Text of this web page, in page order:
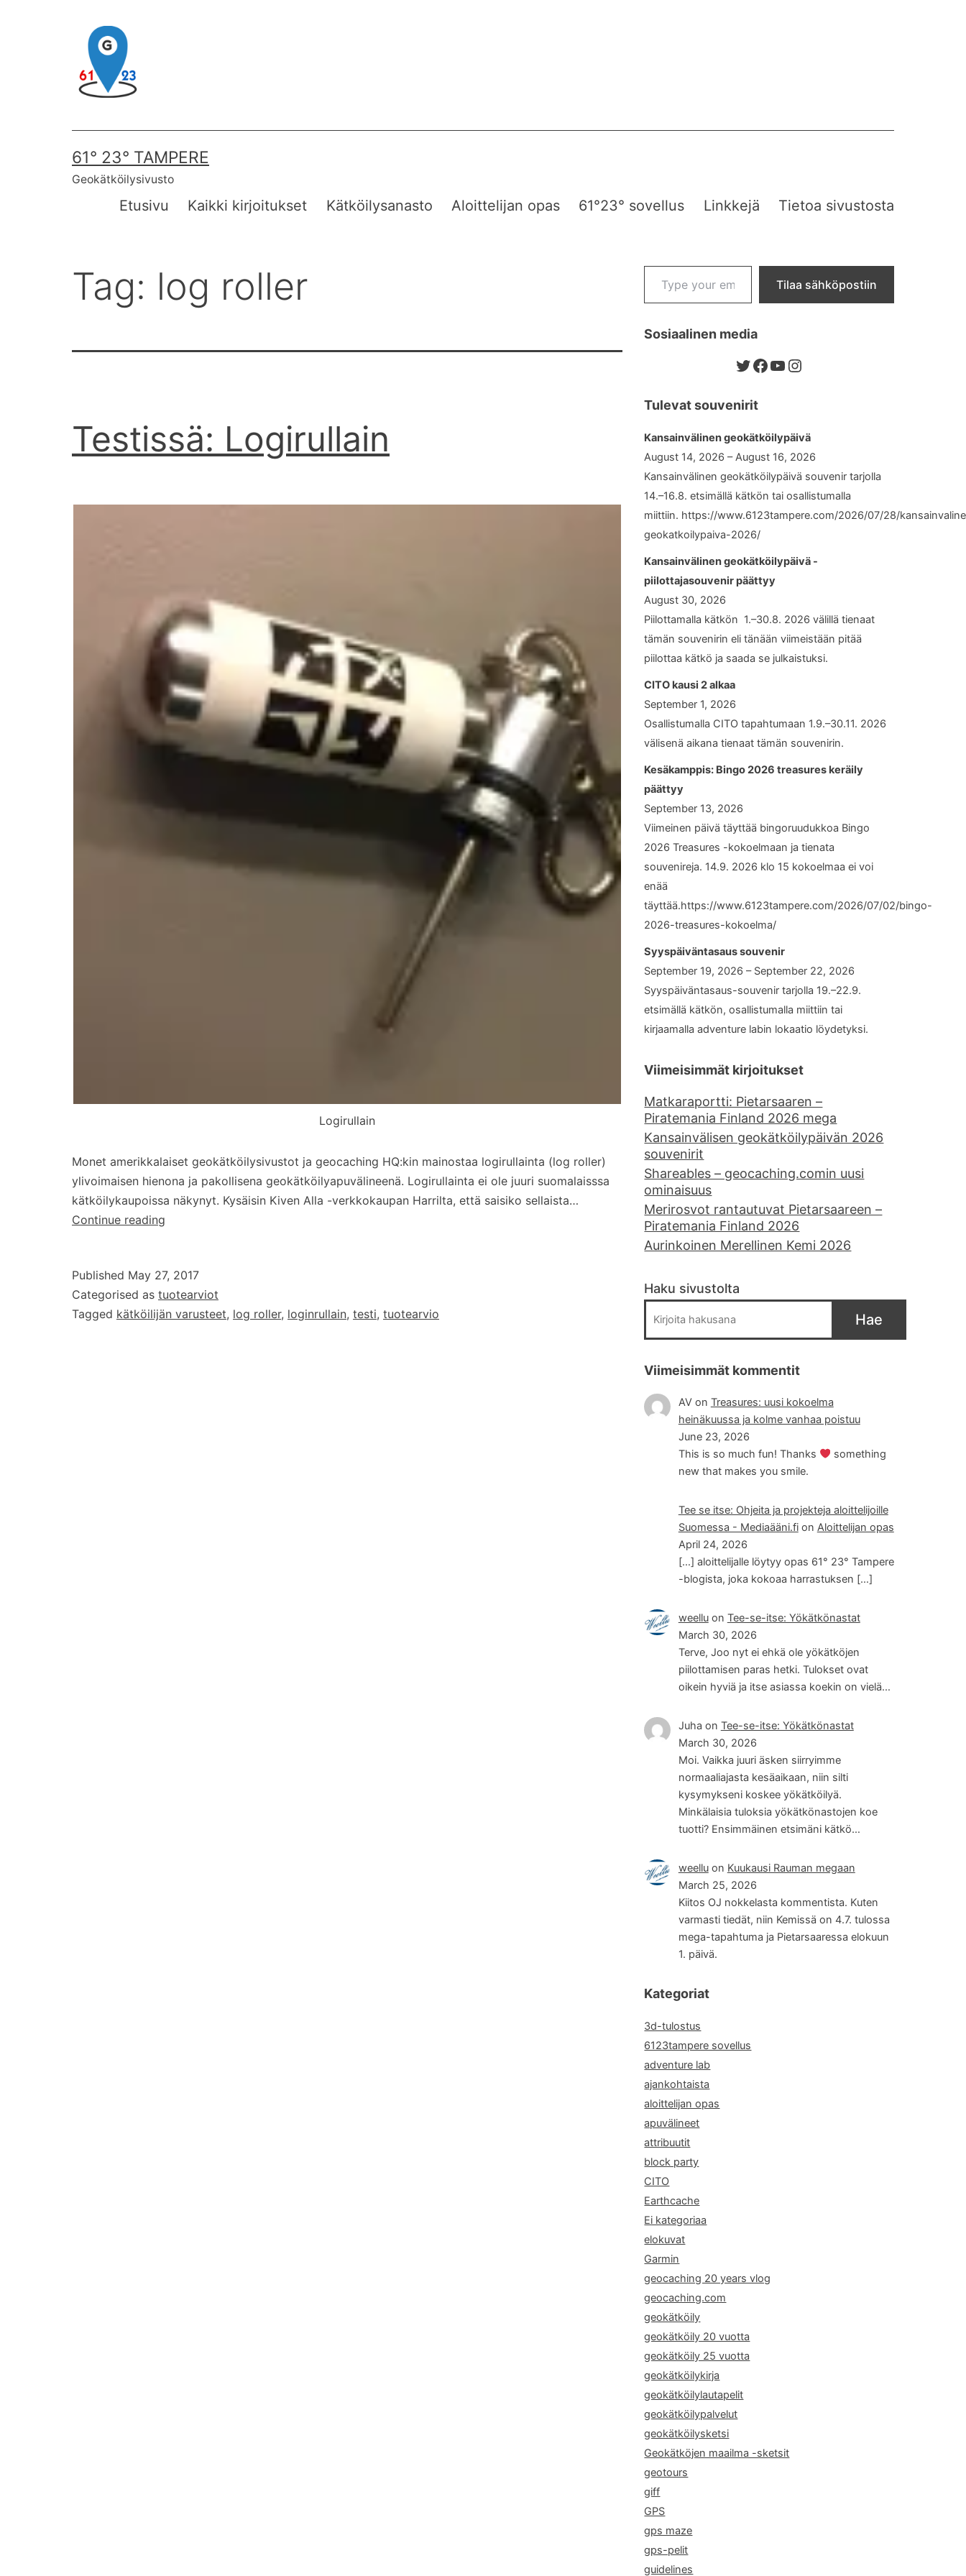
61° 23° TAMPERE
Geokätköilysivusto
Etusivu Kaikki kirjoitukset Kätköilysanasto Aloittelijan opas 61°23° sovellus Linkkejä Tietoa sivustosta
Tag: log roller
Testissä: Logirullain
Logirullain
Monet amerikkalaiset geokätköilysivustot ja geocaching HQ:kin mainostaa logirullainta (log roller)
ylivoimaisen hienona ja pakollisena geokätköilyapuvälineenä. Logirullainta ei ole juuri suomalaisssa
kätköilykaupoissa näkynyt. Kysäisin Kiven Alla -verkkokaupan Harrilta, että saisiko sellaista…
Continue reading
Published May 27, 2017
Categorised as tuotearviot
Tagged kätköilijän varusteet, log roller, loginrullain, testi, tuotearvio
Type your email…
Tilaa sähköpostiin
Sosiaalinen media
Twitter
Facebook
YouTube
Instagram
Tulevat souvenirit
Kansainvälinen geokätköilypäivä
August 14, 2026 – August 16, 2026
Kansainvälinen geokätköilypäivä souvenir tarjolla
14.–16.8. etsimällä kätkön tai osallistumalla
miittiin. https://www.6123tampere.com/2026/07/28/
geokatkoilypaiva-2026/
Kansainvälinen geokätköilypäivä -
piilottajasouvenir päättyy
August 30, 2026
Piilottamalla kätkön 1.–30.8. 2026 välillä tienaat
tämän souvenirin eli tänään viimeistään pitää
piilottaa kätkö ja saada se julkaistuksi.
CITO kausi 2 alkaa
September 1, 2026
Osallistumalla CITO tapahtumaan 1.9.–30.11. 2026
välisenä aikana tienaat tämän souvenirin.
Kesäkamppis: Bingo 2026 treasures keräily
päättyy
September 13, 2026
Viimeinen päivä täyttää bingoruudukkoa Bingo
2026 Treasures -kokoelmaan ja tienata
souvenireja. 14.9. 2026 klo 15 kokoelmaa ei voi
enää
täyttää.https://www.6123tampere.com/2026/07/02/bingo-
2026-treasures-kokoelma/
Syyspäiväntasaus souvenir
September 19, 2026 – September 22, 2026
Syyspäiväntasaus-souvenir tarjolla 19.–22.9.
etsimällä kätkön, osallistumalla miittiin tai
kirjaamalla adventure labin lokaatio löydetyksi.
Viimeisimmät kirjoitukset
Matkaraportti: Pietarsaaren –
Piratemania Finland 2026 mega
Kansainvälisen geokätköilypäivän 2026
souvenirit
Shareables – geocaching.comin uusi
ominaisuus
Merirosvot rantautuvat Pietarsaareen –
Piratemania Finland 2026
Aurinkoinen Merellinen Kemi 2026
Haku sivustolta
Hae
Viimeisimmät kommentit
AVon Treasures: uusi kokoelma
heinäkuussa ja kolme vanhaa poistuu
June 23, 2026
This is so much fun! Thanks
something
new that makes you smile.
Tee se itse: Ohjeita ja projekteja aloittelijoille
Suomessa - Mediaääni.fion Aloittelijan opas
April 24, 2026
[…] aloittelijalle löytyy opas 61° 23° Tampere
-blogista, joka kokoaa harrastuksen […]
weelluon Tee-se-itse: Yökätkönastat
March 30, 2026
Terve, Joo nyt ei ehkä ole yökätköjen
piilottamisen paras hetki. Tulokset ovat
oikein hyviä ja itse asiassa koekin on vielä…
Juha on Tee-se-itse: Yökätkönastat
March 30, 2026
Moi. Vaikka juuri äsken siirryimme
normaaliajasta kesäaikaan, niin silti
kysymykseni koskee yökätköilyä.
Minkälaisia tuloksia yökätkönastojen koe
tuotti? Ensimmäinen etsimäni kätkö…
weelluon Kuukausi Rauman megaan
March 25, 2026
Kiitos OJ nokkelasta kommentista. Kuten
varmasti tiedät, niin Kemissä on 4.7. tulossa
mega-tapahtuma ja Pietarsaaressa elokuun
1. päivä.
Kategoriat
3d-tulostus
6123tampere sovellus
adventure lab
ajankohtaista
aloittelijan opas
apuvälineet
attribuutit
block party
CITO
Earthcache
Ei kategoriaa
elokuvat
Garmin
geocaching 20 years vlog
geocaching.com
geokätköily
geokätköily 20 vuotta
geokätköily 25 vuotta
geokätköilykirja
geokätköilylautapelit
geokätköilypalvelut
geokätköilysketsi
Geokätköjen maailma -sketsit
geotours
giff
GPS
gps maze
gps-pelit
guidelines